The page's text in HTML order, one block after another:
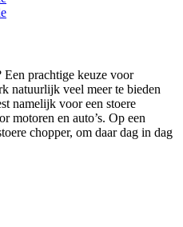
prachtige keuze voor
natuurlijk veel meer te bieden
namelijk voor een stoere
motoren en auto’s. Op een
chopper, om daar dag in dag